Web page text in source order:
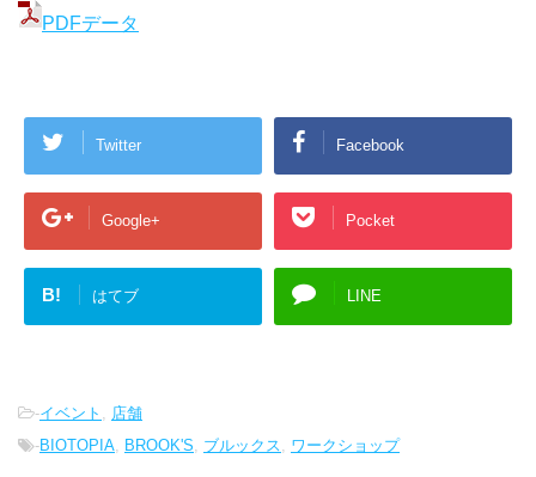
PDFデータ
Twitter Facebook
Google+ Pocket
B! はてブ LINE
-イベント
店舗
-BIOTOPIA BROOK'S ブルックス ワークショップ